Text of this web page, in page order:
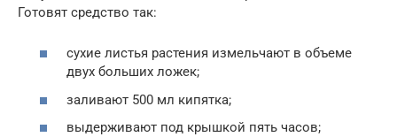
Готовят средство так:
сухие листья растения измельчают в объеме
двух больших ложек;
заливают 500 мл кипятка;
выдерживают под крышкой пять часов;